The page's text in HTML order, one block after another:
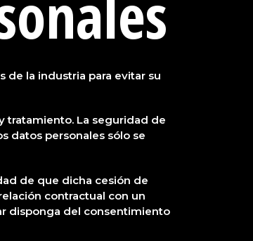
de la industria para evitar su
tratamiento. La seguridad de
datos personales sólo se
de que dicha cesión de
contractual con un
disponga del consentimiento